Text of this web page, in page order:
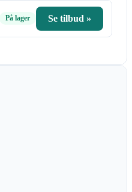
På lager Se tilbud »